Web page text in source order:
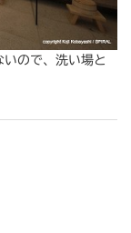
ので、洗い場と